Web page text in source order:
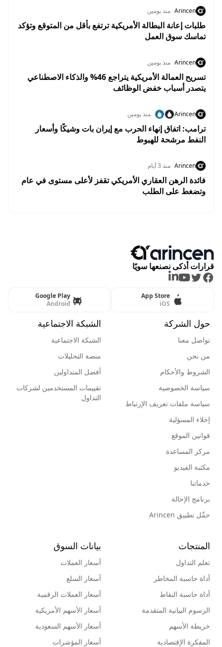
Arincen منذ يومين
طلبات إعانة البطالة الأمريكية ترتفع بأقل من المتوقع وتؤكد
تماسك سوق العمل
Arincen منذ يومين
تسريح العمالة الأمريكية يتراجع 46% والذكاء الاصطناعي
يتصدر أسباب خفض الوظائف
Arincen منذ يومين
ترامب: اتفاق إنهاء الحرب مع إيران بات وشيكًا وأسعار
النفط مرشحة للهبوط
Arincen منذ 3 أيام
فائدة الرهن العقاري الأمريكي تقفز لأعلى مستوى في عام
وتضغط على الطلب
قرارات أذكى نصنعها سويًا
Facebook
Twitter
Youtube
LinkedIn
App Store
iOS
Google Play
Android
حول الشركة
تواصل معنا
من نحن
الشروط والأحكام
سياسة الخصوصية
سياسة ملفات تعريف الإرتباط
إخلاء المسؤلية
قوانين الموقع
مركز المساعدة
مكتبة الفيديو
خدماتنا
برنامج الإحالة
حمِّل تطبيق Arincen
الشبكة الاجتماعية
الشبكة الاجتماعية
منصة التحليلات
أفضل المتداولين
تقييمات المستخدمين لشركات
التداول
المنتجات
تعلم التداول
أداة حاسبة المخاطر
أداة حاسبة النقاط
الرسوم البيانية المتقدمة
خريطة الأسهم
المفكرة الإقتصادية
بيانات السوق
أسعار العملات
أسعار السلع
أسعار العملات الرقمية
أسعار الأسهم الأمريكية
أسعار الأسهم السعودية
أسعار المؤشرات